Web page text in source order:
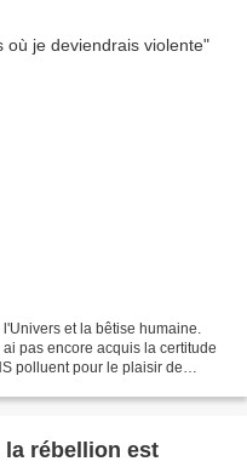
et la bêtise humaine.
pas encore acquis la certitude
polluent pour le plaisir de
la rébellion est